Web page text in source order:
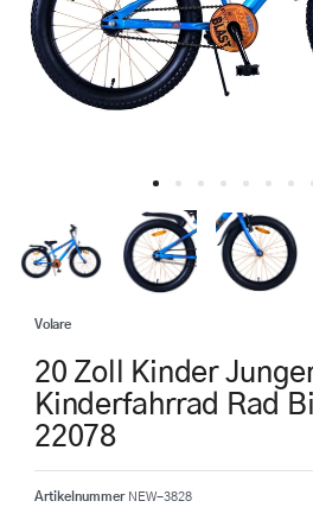
Volare
20 Zoll Kinder
Kinderfahrrad Rad
22078
Artikelnummer NEW-3828